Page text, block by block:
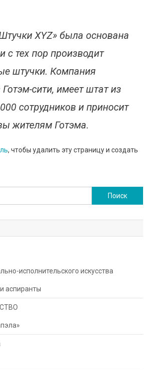
XYZ» была основана
с тех пор производит
штучки. Компания
сити, имеет штат из
сотрудников и приносит
жителям Готэма.
, чтобы удалить эту страницу и создать
Найти:
исполнительского искусства
аспиранты